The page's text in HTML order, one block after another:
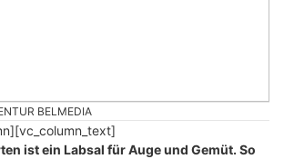
BELMEDIA
ist ein Labsal für Auge und Gemüt. So